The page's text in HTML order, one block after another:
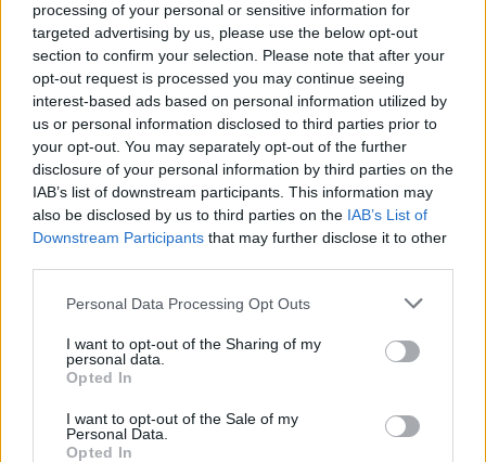
processing of your personal or sensitive information for
targeted advertising by us, please use the below opt-out
section to confirm your selection. Please note that after your
opt-out request is processed you may continue seeing
interest-based ads based on personal information utilized by
us or personal information disclosed to third parties prior to
your opt-out. You may separately opt-out of the further
disclosure of your personal information by third parties on the
IAB’s list of downstream participants. This information may
also be disclosed by us to third parties on the IAB’s List of
Downstream Participants that may further disclose it to other
Personal Data Processing Opt Outs
I want to opt-out of the Sharing of my
personal data.
Opted In
I want to opt-out of the Sale of my
Personal Data.
Opted In
rajoitus
Lapin pelastushelikopteri Aslakin toiminta
päättyy – rahat loppuivat
Kela muuttaa terapiakäytäntöä